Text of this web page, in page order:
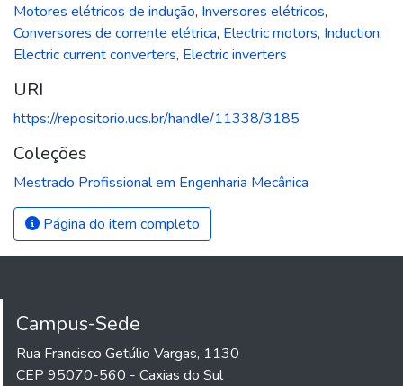
Motores elétricos de indução, Inversores elétricos,
Conversores de corrente elétrica, Electric motors, Induction,
Electric current converters, Electric inverters
URI
https://repositorio.ucs.br/handle/11338/3185
Coleções
Mestrado Profissional em Engenharia Mecânica
Página do item completo
Campus-Sede
Rua Francisco Getúlio Vargas, 1130
CEP 95070-560 - Caxias do Sul